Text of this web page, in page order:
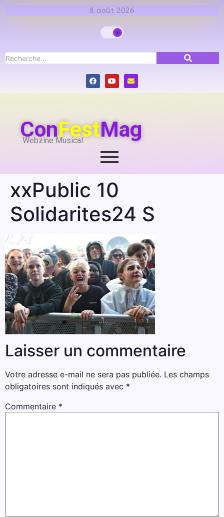
8 août 2026
ConFestMag
Webzine Musical
xxPublic 10
Solidarites24 S
Laisser un commentaire
Votre adresse e-mail ne sera pas publiée. Les champs
obligatoires sont indiqués avec *
Commentaire *